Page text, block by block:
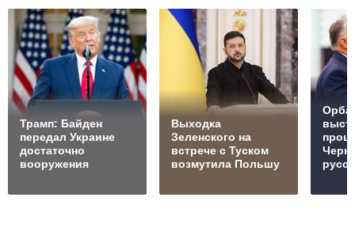
Трамп: Байден
передал Украине
достаточно
вооружения
Выходка
Зеленского на
встрече с Туском
возмутила Польшу